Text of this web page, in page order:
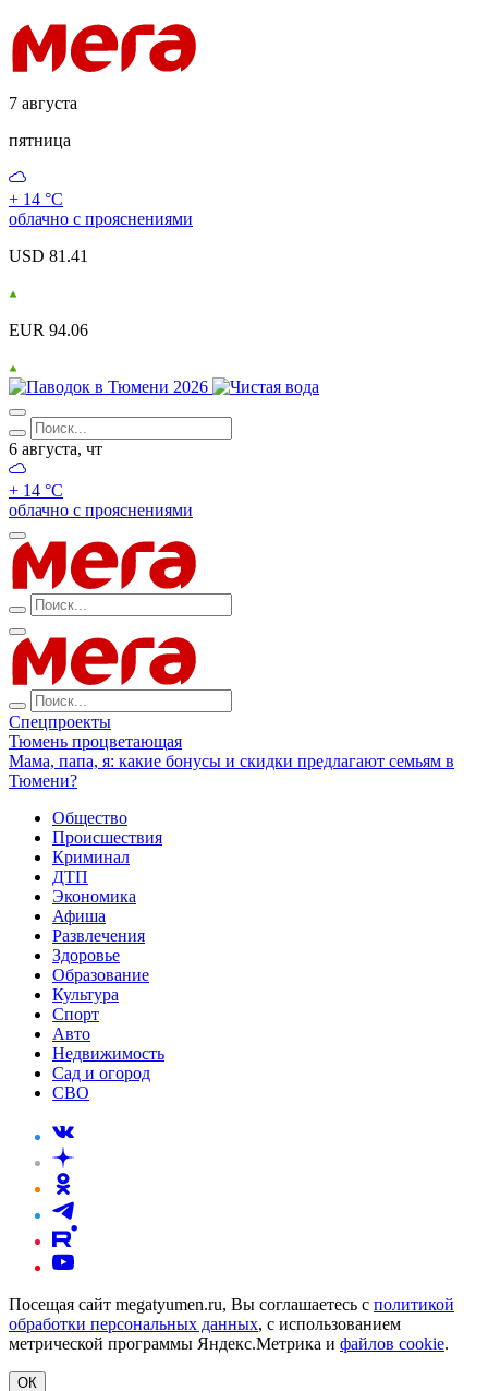
7 августа
пятница
+ 14 °С
облачно с прояснениями
USD 81.41
EUR 94.06
6 августа, чт
+ 14 °С
облачно с прояснениями
Спецпроекты
Тюмень процветающая
Мама, папа, я: какие бонусы и скидки предлагают семьям в
Тюмени?
Общество
Происшествия
Криминал
ДТП
Экономика
Афиша
Развлечения
Здоровье
Образование
Культура
Спорт
Авто
Недвижимость
Сад и огород
СВО
Посещая сайт megatyumen.ru, Вы соглашаетесь с политикой
обработки персональных данных, с использованием
метрической программы Яндекс.Метрика и файлов cookie.
ОК